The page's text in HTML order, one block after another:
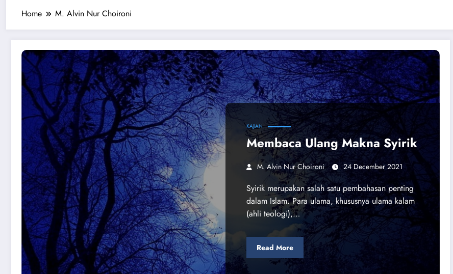
Home M. Alvin Nur Choironi
KAJIAN
Membaca Ulang Makna Syirik
M. Alvin Nur Choironi 24 December 2021
Syirik merupakan salah satu pembahasan penting
dalam Islam. Para ulama, khususnya ulama kalam
(ahli teologi),…
Read More